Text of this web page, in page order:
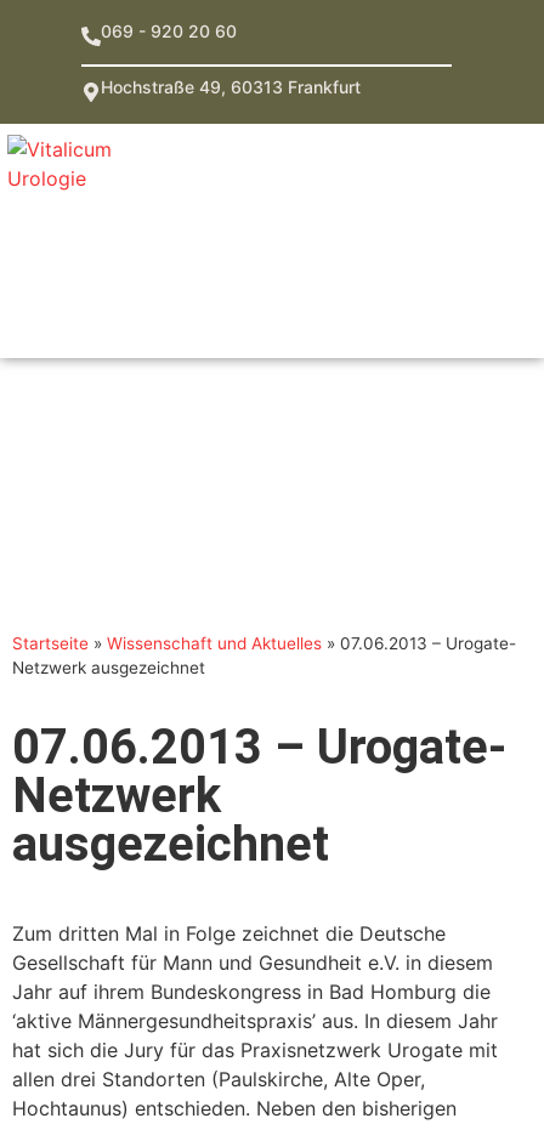
069 - 920 20 60
Hochstraße 49, 60313 Frankfurt
Startseite » Wissenschaft und Aktuelles » 07.06.2013 – Urogate-
Netzwerk ausgezeichnet
07.06.2013 – Urogate-
Netzwerk
ausgezeichnet
Zum dritten Mal in Folge zeichnet die Deutsche
Gesellschaft für Mann und Gesundheit e.V. in diesem
Jahr auf ihrem Bundeskongress in Bad Homburg die
‘aktive Männergesundheitspraxis’ aus. In diesem Jahr
hat sich die Jury für das Praxisnetzwerk Urogate mit
allen drei Standorten (Paulskirche, Alte Oper,
Hochtaunus) entschieden. Neben den bisherigen